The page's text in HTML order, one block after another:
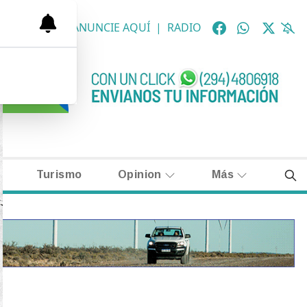
ANUNCIE AQUÍ | RADIO
Turismo Opinion Más